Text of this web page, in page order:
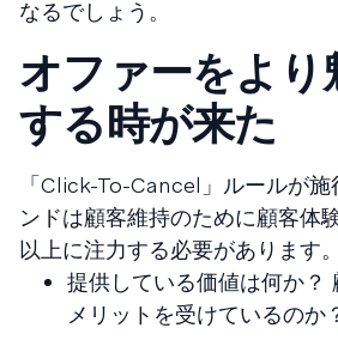
なるでしょう。
オファーをより
する時が来た
「Click-To-Cancel」ルールが
ンドは顧客維持のために顧客体
以上に注力する必要があります。
提供している価値は何か？
メリットを受けているのか